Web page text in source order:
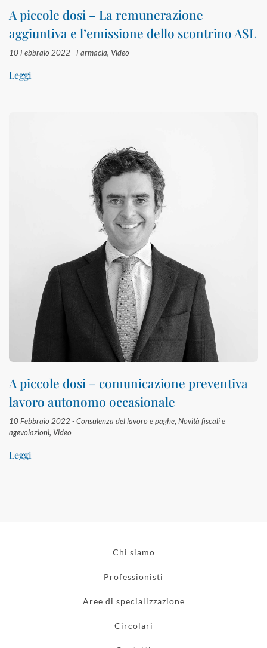
A piccole dosi – La remunerazione
aggiuntiva e l’emissione dello scontrino ASL
10 Febbraio 2022 -Farmacia, Video
Leggi
A piccole dosi – comunicazione preventiva
lavoro autonomo occasionale
10 Febbraio 2022 -Consulenza del lavoro e paghe, Novità fiscali e
agevolazioni, Video
Leggi
Chi siamo
Professionisti
Aree di specializzazione
Circolari